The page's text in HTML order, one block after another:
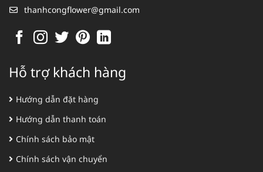
thanhcongflower@gmail.com
Hỗ trợ khách hàng
Hướng dẫn đặt hàng
Hướng dẫn thanh toán
Chính sách bảo mật
Chính sách vận chuyển